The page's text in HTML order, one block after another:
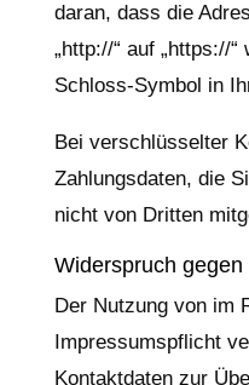
daran, dass die
„http://“ auf „https://
Schloss-Symbol in
Bei verschlüsselter
Zahlungsdaten, die
nicht von Dritten
Widerspruch
Der Nutzung von im
Impressumspflicht
Kontaktdaten zur